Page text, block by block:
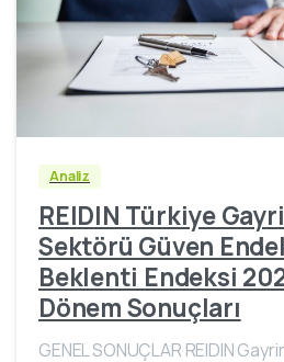
Analiz
REIDIN Türkiye
Sektörü Güven
Beklenti Endeksi
Dönem Sonuçları
GENEL SONUÇLAR REIDIN